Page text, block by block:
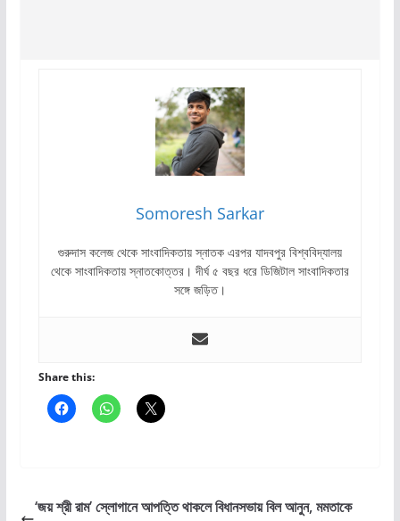
Somoresh Sarkar
গুরুদাস কলেজ থেকে সাংবাদিকতায় স্নাতক এরপর যাদবপুর বিশ্ববিদ্যালয়
থেকে সাংবাদিকতায় স্নাতকোত্তর। দীর্ঘ ৫ বছর ধরে ডিজিটাল সাংবাদিকতার
সঙ্গে জড়িত।
Share this:
‘জয় শ্রী রাম’ স্লোগানে আপত্তি থাকলে বিধানসভায় বিল আনুন, মমতাকে